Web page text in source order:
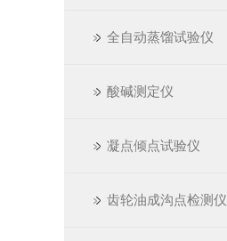
全自动蒸馏试验仪
酸碱测定仪
凝点倾点试验仪
齿轮油成沟点检测仪